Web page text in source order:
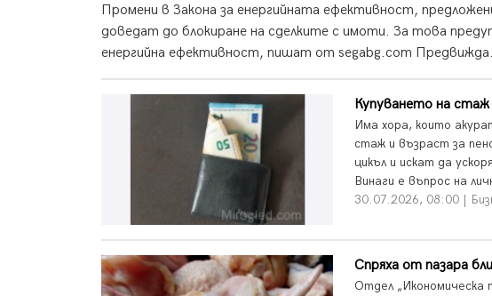
Промени в Закона за енергийната ефективност,
доведат до блокиране на сделките с имоти. За това
енергийна ефективност, пишат от segabg.com
Купуването на стаж
Има хора, които
стаж и възраст за
цикъл и искат да
Винаги е въпрос на
30.07.2026, 08:00 |
Спряха от пазара
Отдел „Икономическа